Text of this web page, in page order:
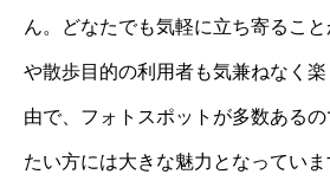
ん。どなたでも気軽に立ち寄るこ
や散歩目的の利用者も気兼ねなく
由で、フォトスポットが多数ある
たい方には大きな魅力となっていま